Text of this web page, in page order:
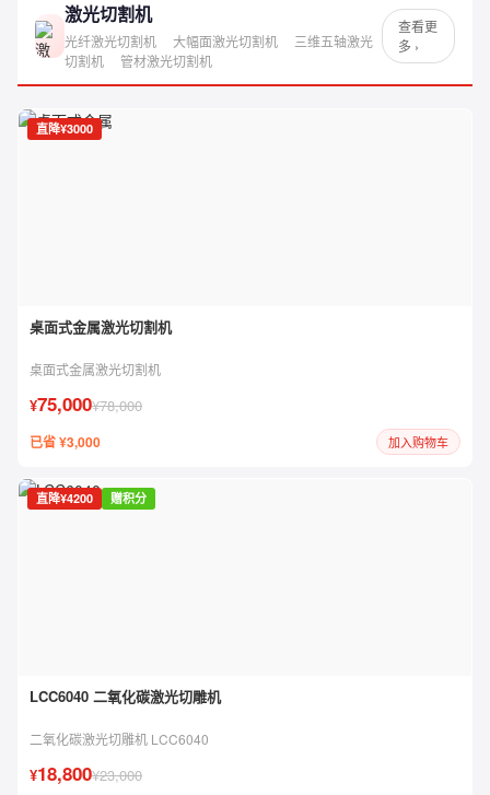
激光切割机
光纤激光切割机 大幅面激光切割机
三维五轴激光
切割机
管材激光切割机
查看更
多 ›
直降¥3000
桌面式金属激光切割机
桌面式金属激光切割机
¥75,000¥78,000
已省 ¥3,000 加入购物车
直降¥4200 赠积分
LCC6040 二氧化碳激光切雕机
二氧化碳激光切雕机 LCC6040
¥18,800¥23,000